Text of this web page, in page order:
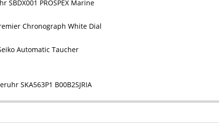
SBDX001 PROSPEX Marine
Chronograph White Dial
Automatic Taucher
SKA563P1 B00B2SJRIA